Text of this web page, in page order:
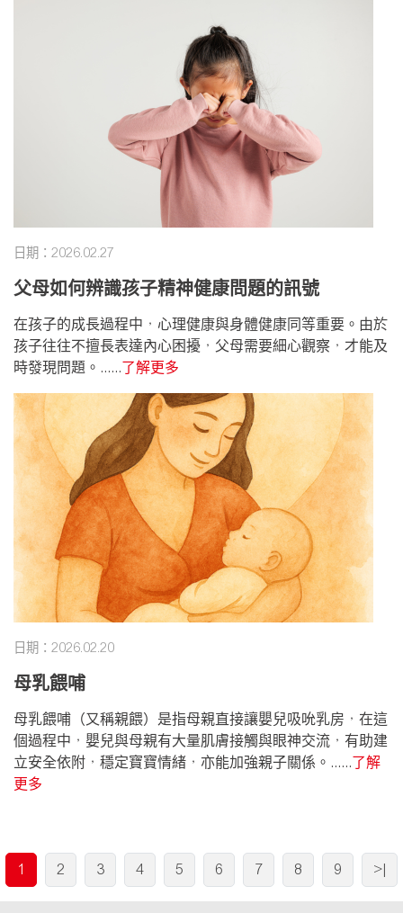
日期：2026.02.27
父母如何辨識孩子精神健康問題的訊號
在孩子的成長過程中，心理健康與身體健康同等重要。由於
孩子往往不擅長表達內心困擾，父母需要細心觀察，才能及
時發現問題。......了解更多
日期：2026.02.20
母乳餵哺
母乳餵哺（又稱親餵）是指母親直接讓嬰兒吸吮乳房，在這
個過程中，嬰兒與母親有大量肌膚接觸與眼神交流，有助建
立安全依附，穩定寶寶情緒，亦能加強親子關係。......了解
更多
1 2 3 4 5 6 7 8 9 >|